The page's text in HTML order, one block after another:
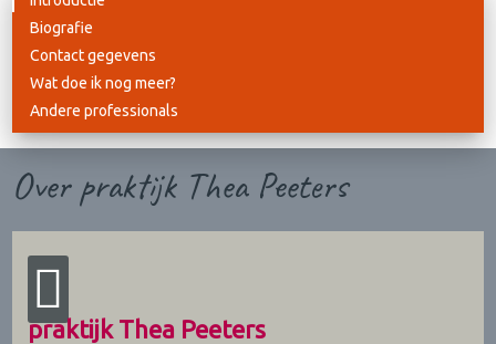
Biografie
Contact gegevens
Wat doe ik nog meer?
Andere professionals
Over praktijk Thea Peeters
praktijk Thea Peeters